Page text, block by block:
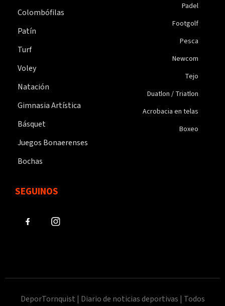
Colombófilas
Patín
Turf
Voley
Natación
Gimnasia Artística
Básquet
Juegos Bonaerenses
Bochas
Padel
Footgolf
Pesca
Newcom
Tejo
Duatlon / Triatlon
Acrobacia en telas
Boxeo
SEGUINOS
DeporTornquist | Diario de noticias deportivas | Todos